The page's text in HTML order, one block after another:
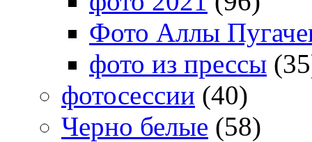
Фото Аллы
фото из прессы
фотосессии (40)
Черно белые (58)